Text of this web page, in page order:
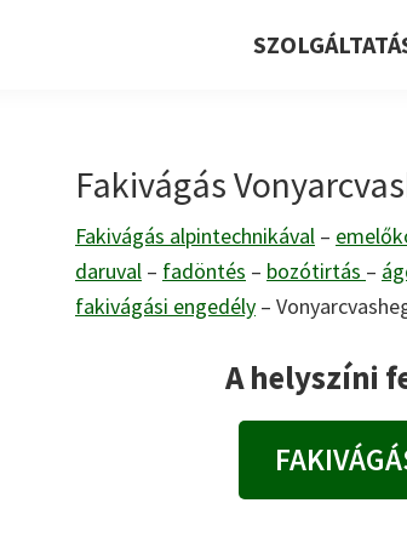
Fakivágás
Fakivágás alpintechnikával –
daruval – fadöntés – bozótirtás –
fakivágási engedély –
A helyszíni